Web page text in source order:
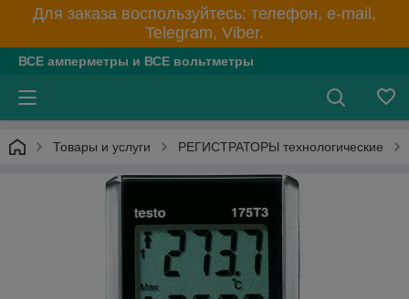
Для заказа воспользуйтесь: телефон, e-mail,
Telegram, Viber.
ВСЕ амперметры и ВСЕ вольтметры
Товары и услуги РЕГИСТРАТОРЫ технологические